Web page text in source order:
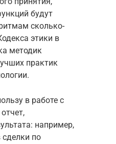
будут
сколько-
этики в
методик
практик
в работе с
например,
по